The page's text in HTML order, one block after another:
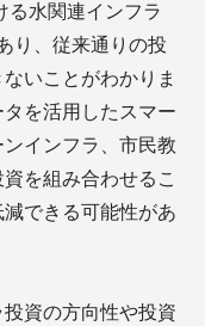
る水関連インフラ
り、従来通りの投
いことがわかりま
を活用したスマー
インフラ、市民教
を組み合わせるこ
できる可能性があ
資の方向性や投資